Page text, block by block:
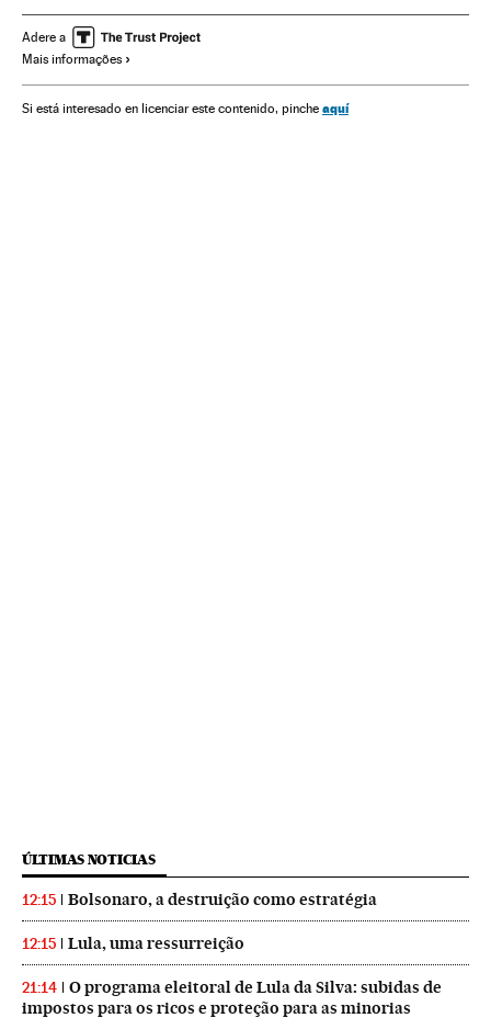
Forças Armadas Brasileiras
Aposentadoria
Adere a
Mais informações
Si está interesado en licenciar este contenido, pinche aquí
ÚLTIMAS NOTICIAS
12:15 Bolsonaro, a destruição como estratégia
12:15 Lula, uma ressurreição
21:14
O programa eleitoral de Lula da Silva: subidas de
impostos para os ricos e proteção para as minorias